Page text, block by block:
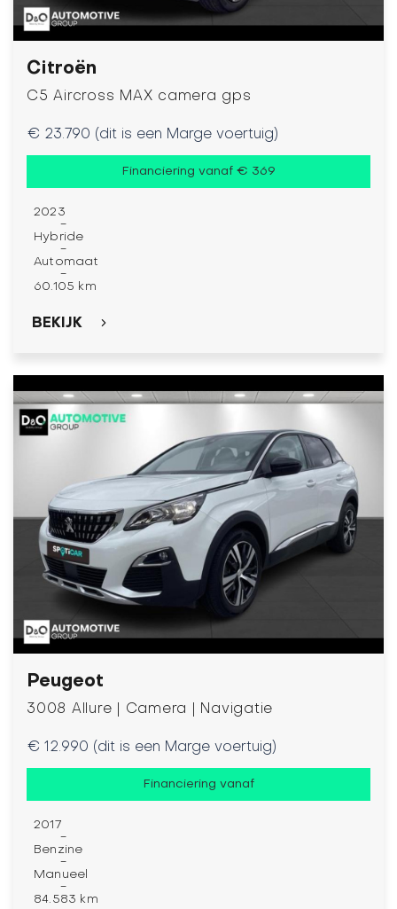
Citroën
C5 Aircross MAX camera gps
€ 23.790 (dit is een Marge voertuig)
Financiering vanaf € 369
2023
-
Hybride
-
Automaat
-
60.105 km
BEKIJK
Peugeot
3008 Allure | Camera | Navigatie
€ 12.990 (dit is een Marge voertuig)
Financiering vanaf
2017
-
Benzine
-
Manueel
-
84.583 km